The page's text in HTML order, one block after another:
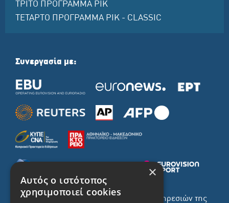
ΤΡΙΤΟ ΠΡΟΓΡΑΜΜΑ ΡΙΚ
ΤΕΤΑΡΤΟ ΠΡΟΓΡΑΜΜΑ ΡΙΚ - CLASSIC
Συνεργασία με:
Το σύνολο του περιεχομένου και των υπηρεσιών της
×
Αυτός ο ιστότοπος
χρησιμοποιεί cookies